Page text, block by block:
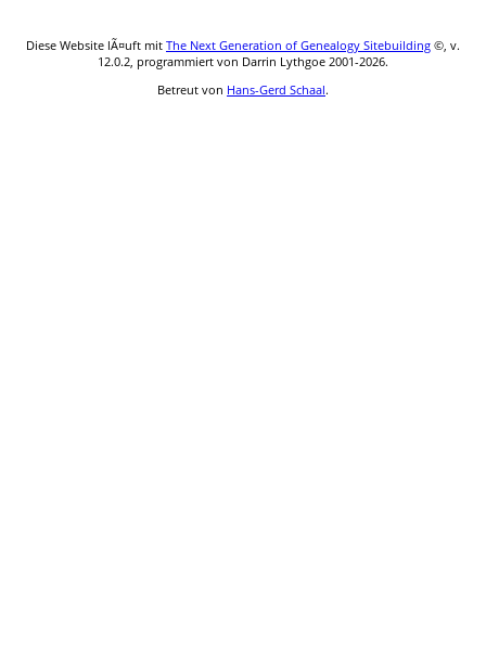
Diese Website lÃ¤uft mit The Next Generation of Genealogy Sitebuilding ©, v.
12.0.2, programmiert von Darrin Lythgoe 2001-2026.
Betreut von Hans-Gerd Schaal.